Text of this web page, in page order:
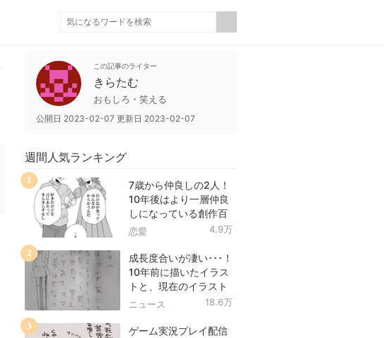
この記事のライター
きらたむ
おもしろ・笑える
公開日 2023-02-07 更新日 2023-02-07
週間人気ランキング
7歳から仲良しの2人！
10年後はより一層仲良
しになっている創作百
合！
恋愛 4.9万
1
成長度合いが凄い･･･！
10年前に描いたイラス
トと、現在のイラスト
を投稿したツイートが
ニュース 18.6万
2
ゲーム実況プレイ配信
3